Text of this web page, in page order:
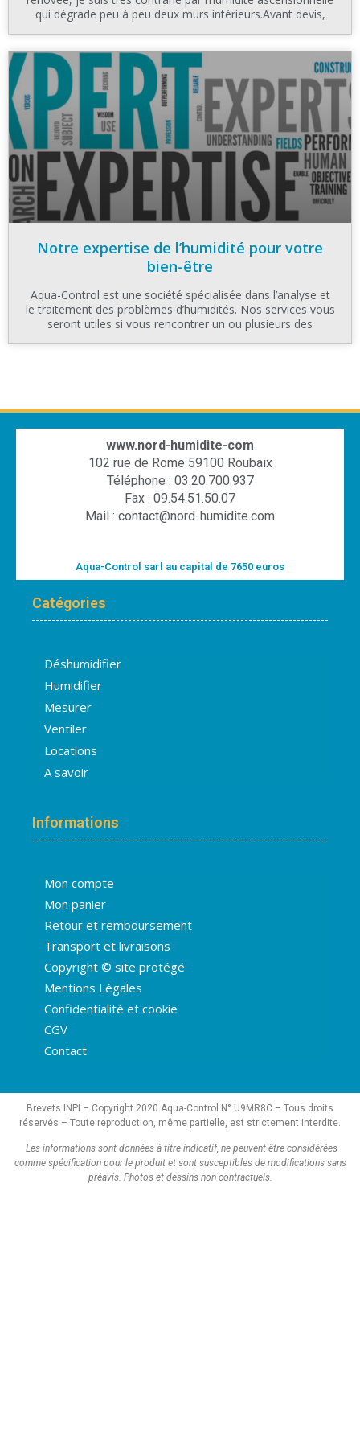
qui dégrade peu à peu deux murs intérieurs.Avant devis,
Notre expertise de l’humidité pour votre
bien-être
Aqua-Control est une société spécialisée dans l’analyse et
le traitement des problèmes d’humidités. Nos services vous
seront utiles si vous rencontrer un ou plusieurs des
www.nord-humidite-com
102 rue de Rome 59100 Roubaix
Téléphone : 03.20.700.937
Fax : 09.54.51.50.07
Mail : contact@nord-humidite.com
Aqua-Control sarl au capital de 7650 euros
Catégories
Déshumidifier
Humidifier
Mesurer
Ventiler
Locations
A savoir
Informations
Mon compte
Mon panier
Retour et remboursement
Transport et livraisons
Copyright © site protégé
Mentions Légales
Confidentialité et cookie
CGV
Contact
Brevets INPI – Copyright 2020 Aqua-Control N° U9MR8C – Tous droits
réservés – Toute reproduction, même partielle, est strictement interdite.
Les informations sont données à titre indicatif, ne peuvent être considérées
comme spécification pour le produit et sont susceptibles de modifications sans
préavis. Photos et dessins non contractuels.